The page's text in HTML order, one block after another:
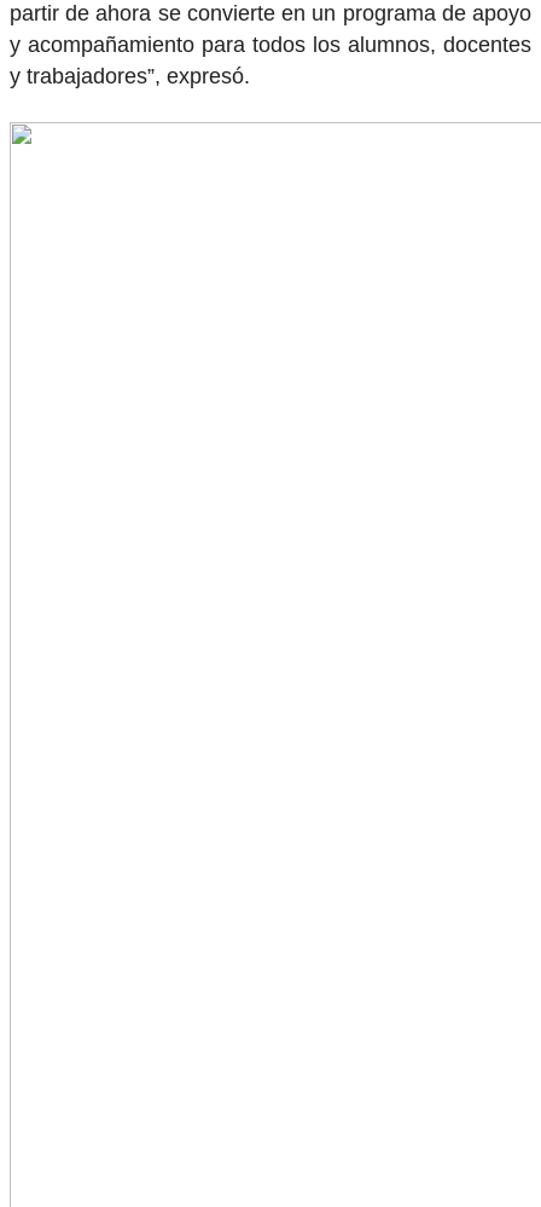
partir de ahora se convierte en un programa de apoyo
y acompañamiento para todos los alumnos, docentes
y trabajadores”, expresó.